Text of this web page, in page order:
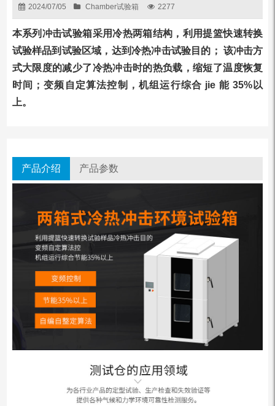
2024/07/05 Chamber试验箱 2277
本系列冲击试验箱采用冷热两箱结构，利用提篮快速转换
试验样品到试验区域，达到冷热冲击试验目的； 该冲击方
式大限度的减少了冷热冲击时的热负载，缩短了温度恢复
时间；变频自定算法控制，机组运行综合 jie 能 35%以
上。
产品介绍 产品参数